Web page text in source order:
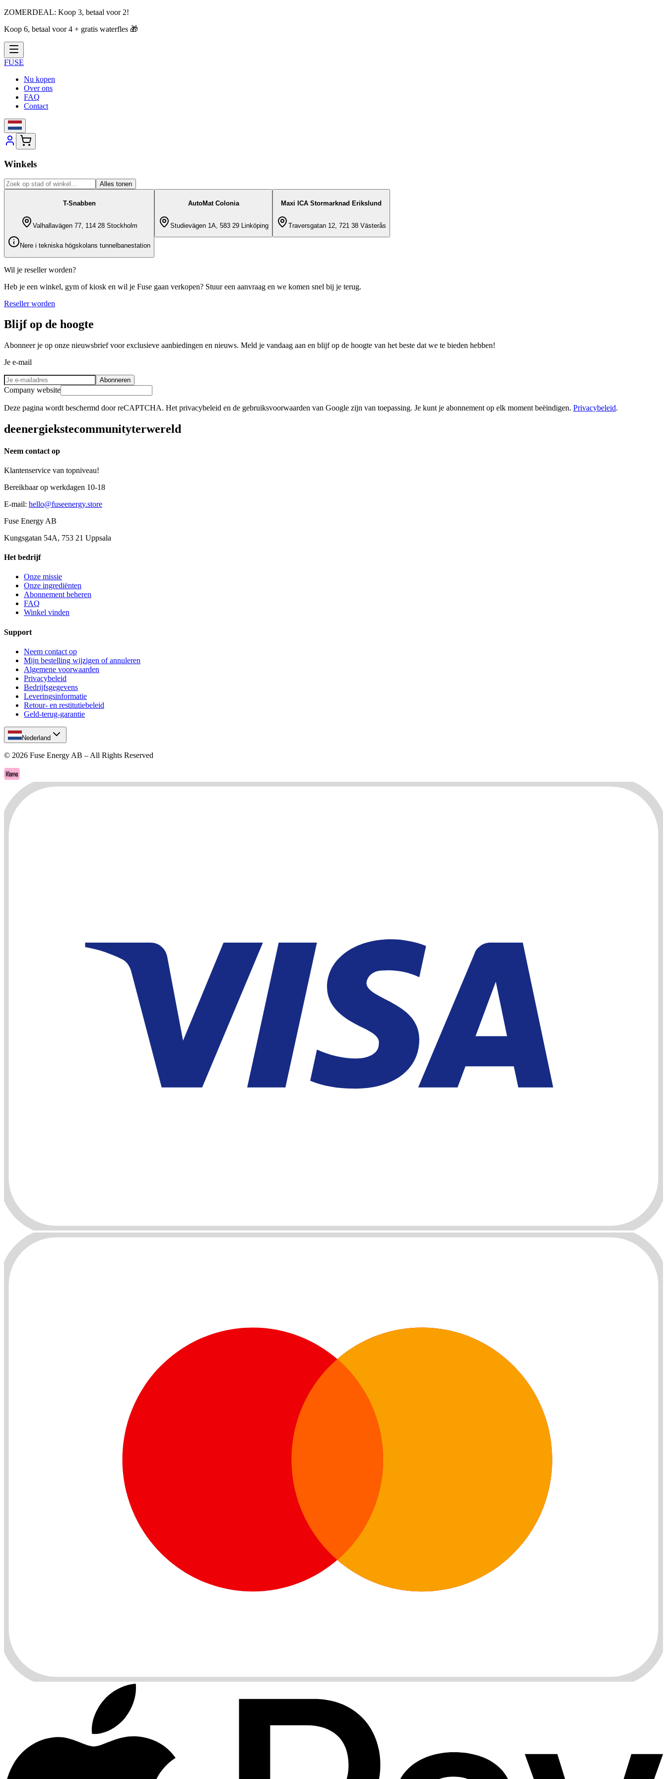
ZOMERDEAL: Koop 3, betaal voor 2!
Koop 6, betaal voor 4 + gratis waterfles 🎁
FUSE
Nu kopen
Over ons
FAQ
Contact
Winkels
Alles tonen
T-Snabben
Valhallavägen 77, 114 28 Stockholm
Nere i tekniska högskolans tunnelbanestation
AutoMat Colonia
Studievägen 1A, 583 29 Linköping
Maxi ICA Stormarknad Erikslund
Traversgatan 12, 721 38 Västerås
Wil je reseller worden?
Heb je een winkel, gym of kiosk en wil je Fuse gaan verkopen? Stuur een aanvraag en we komen snel bij je terug.
Reseller worden
Blijf op de hoogte
Abonneer je op onze nieuwsbrief voor exclusieve aanbiedingen en nieuws. Meld je vandaag aan en blijf op de hoogte van het beste dat we te bieden hebben!
Je e-mail
Abonneren
Company website
Deze pagina wordt beschermd door reCAPTCHA. Het privacybeleid en de gebruiksvoorwaarden van Google zijn van toepassing. Je kunt je abonnement op elk moment beëindigen. Privacybeleid.
deenergiekstecommunityterwereld
Neem contact op
Klantenservice van topniveau!
Bereikbaar op werkdagen 10-18
E-mail: hello@fuseenergy.store
Fuse Energy AB
Kungsgatan 54A, 753 21 Uppsala
Het bedrijf
Onze missie
Onze ingrediënten
Abonnement beheren
FAQ
Winkel vinden
Support
Neem contact op
Mijn bestelling wijzigen of annuleren
Algemene voorwaarden
Privacybeleid
Bedrijfsgegevens
Leveringsinformatie
Retour- en restitutiebeleid
Geld-terug-garantie
Nederland
© 2026 Fuse Energy AB – All Rights Reserved